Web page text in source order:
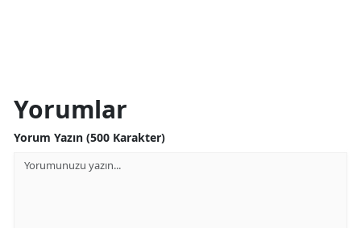
Yorumlar
Yorum Yazın (500 Karakter)